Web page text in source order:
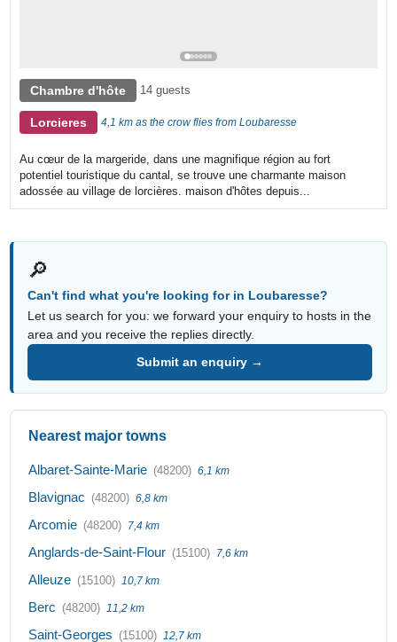
Chambre d'hôte 14 guests
Lorcieres 4,1 km as the crow flies from Loubaresse
Au cœur de la margeride, dans une magnifique région au fort
potentiel touristique du cantal, se trouve une charmante maison
adossée au village de lorcières. maison d'hôtes depuis...
🔎
Can't find what you're looking for in Loubaresse?
Let us search for you: we forward your enquiry to hosts in the
area and you receive the replies directly.
Submit an enquiry →
Nearest major towns
Albaret-Sainte-Marie (48200) 6,1 km
Blavignac (48200) 6,8 km
Arcomie (48200) 7,4 km
Anglards-de-Saint-Flour (15100) 7,6 km
Alleuze (15100) 10,7 km
Berc (48200) 11,2 km
Saint-Georges (15100) 12,7 km